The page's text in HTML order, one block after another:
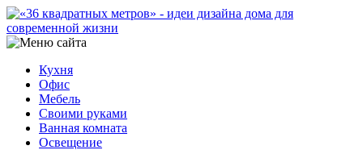
Кухня
Офис
Мебель
Своими руками
Ванная комната
Освещение